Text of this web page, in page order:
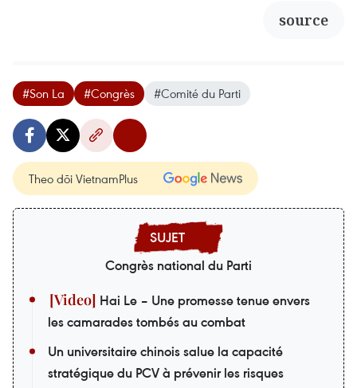
source
#Son La #Congrès #Comité du Parti
Theo dõi VietnamPlus
Congrès national du Parti
Hai Le – Une promesse tenue envers
les camarades tombés au combat
Un universitaire chinois salue la capacité
stratégique du PCV à prévenir les risques